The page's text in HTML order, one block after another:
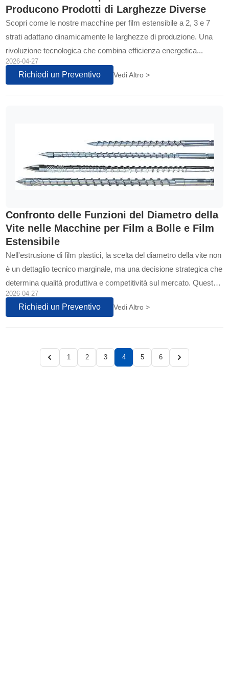
Producono Prodotti di Larghezze Diverse
Scopri come le nostre macchine per film estensibile a 2, 3 e 7
strati adattano dinamicamente le larghezze di produzione. Una
rivoluzione tecnologica che combina efficienza energetica...
2026-04-27
Richiedi un Preventivo Vedi Altro >
Confronto delle Funzioni del Diametro della
Vite nelle Macchine per Film a Bolle e Film
Estensibile
Nell'estrusione di film plastici, la scelta del diametro della vite non
è un dettaglio tecnico marginale, ma una decisione strategica che
determina qualità produttiva e competitività sul mercato. Questo
approfondimento svela perché le macchine per film a bolla e
quelle per film estensibile adottano filosofie progettuali
2026-04-27
Richiedi un Preventivo Vedi Altro >
1 2 3 4 5 6